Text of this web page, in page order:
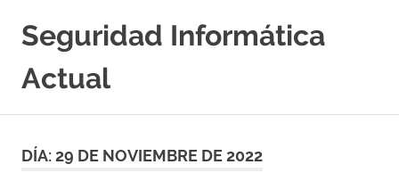
contenido
Seguridad Informática
Actual
en
Seguridad
DÍA:29 DE NOVIEMBRE DE 2022